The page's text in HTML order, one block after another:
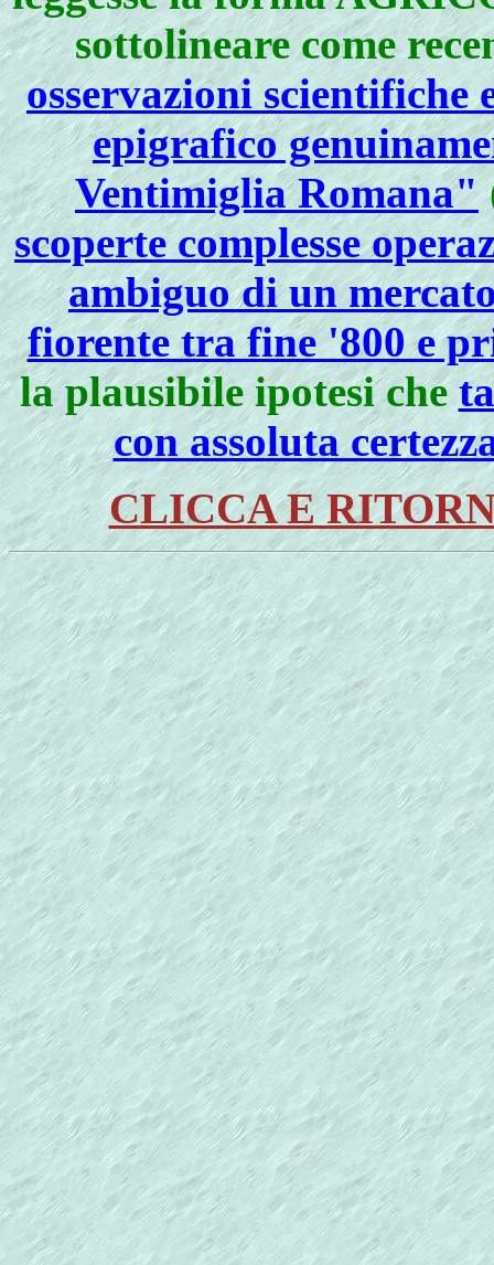
sottolineare come
osservazioni scientifiche
epigrafico
Ventimiglia Romana"
scoperte complesse
ambiguo di un
fiorente tra fine '800 e
la plausibile ipotesi che
con assoluta
CLICCA E